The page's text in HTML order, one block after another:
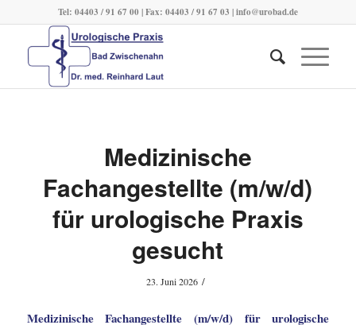
Tel: 04403 / 91 67 00 | Fax: 04403 / 91 67 03 |info@urobad.de
Medizinische
Fachangestellte (m/w/d)
für urologische Praxis
gesucht
23. Juni 2026 /
Medizinische Fachangestellte (m/w/d) für urologische